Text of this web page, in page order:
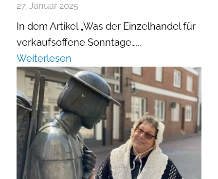
27. Januar 2025
In dem Artikel „Was der Einzelhandel für
verkaufsoffene Sonntage…...
Weiterlesen